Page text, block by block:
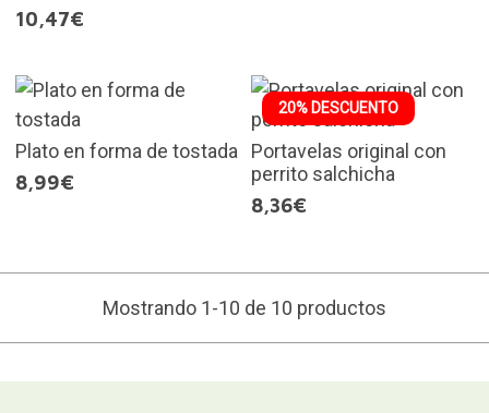
10,47€
Plato en forma de tostada
8,99€
20% DESCUENTO
Portavelas original con
perrito salchicha
8,36€
Mostrando 1-10 de 10 productos